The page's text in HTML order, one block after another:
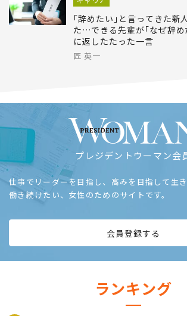
｢辞めたい｣と言ってきた新
た…できる先輩が｢なぜ辞め
に返したたった一言
匠 英一
プレジデントウーマン会
仕事でリーダーを目指し、高みを目指して生
働き続けたい、女性のためのサイトです。
会員登録する
ランキング